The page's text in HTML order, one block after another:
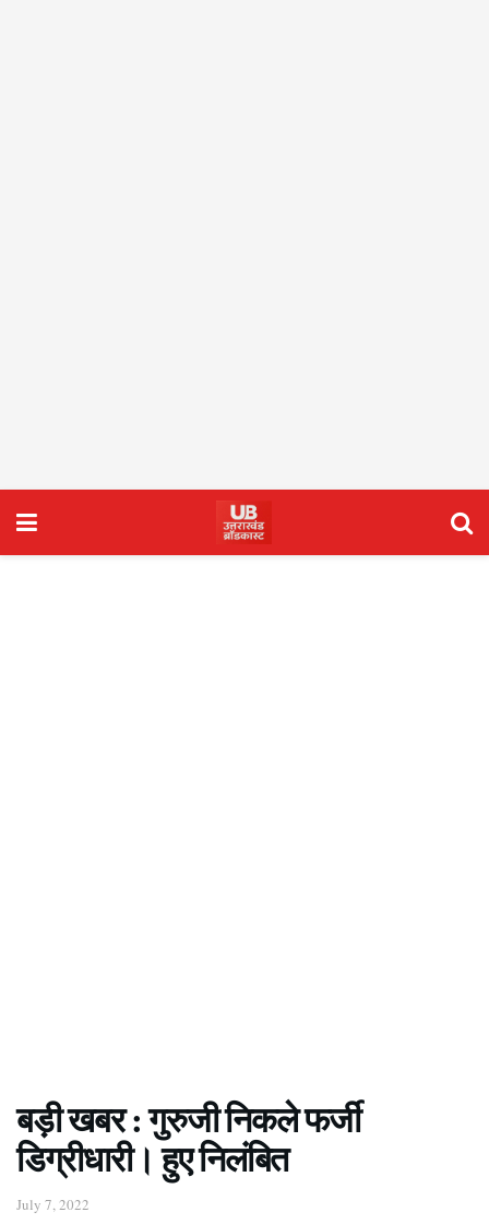
बड़ी खबर : गुरुजी निकले फर्जी
डिग्रीधारी। हुए निलंबित
July 7, 2022